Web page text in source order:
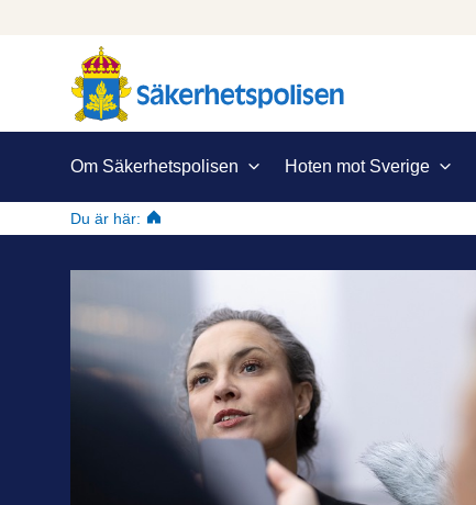
Om Säkerhetspolisen Hoten mot Sverige
Du är här:
Säkerhetspolisen